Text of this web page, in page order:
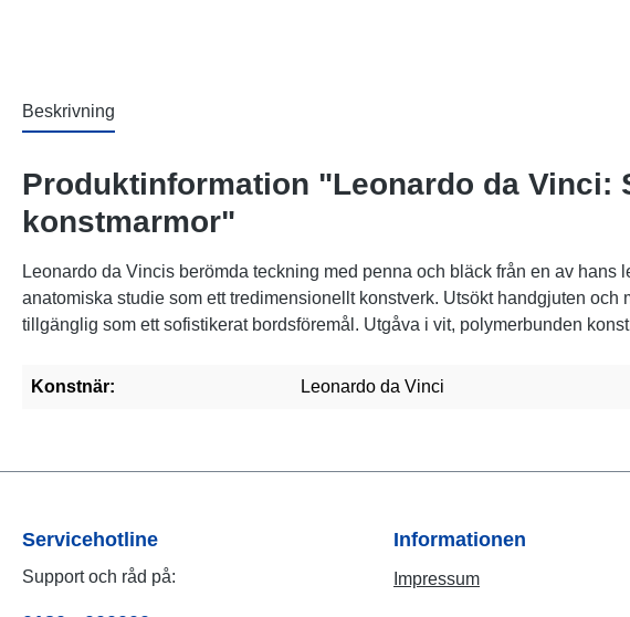
Beskrivning
Produktinformation "Leonardo da
konstmarmor"
Leonardo da Vincis berömda teckning med penna och bläck från en av
anatomiska studie som ett tredimensionellt konstverk. Utsökt handgjuten
tillgänglig som ett sofistikerat bordsföremål. Utgåva i vit, polymerbunden
Konstnär: Leonardo da Vinci
Servicehotline
Support och råd på:
Informationen
Impressum